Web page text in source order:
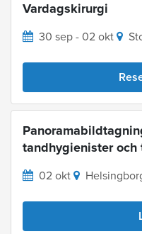
Vardagskirurgi
30 sep - 02 okt
tandhygienister och
02 okt